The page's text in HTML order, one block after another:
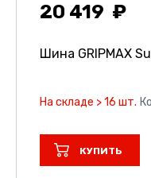
20 419
Шина GRIPMAX
На складе > 16 шт.
КУПИТЬ